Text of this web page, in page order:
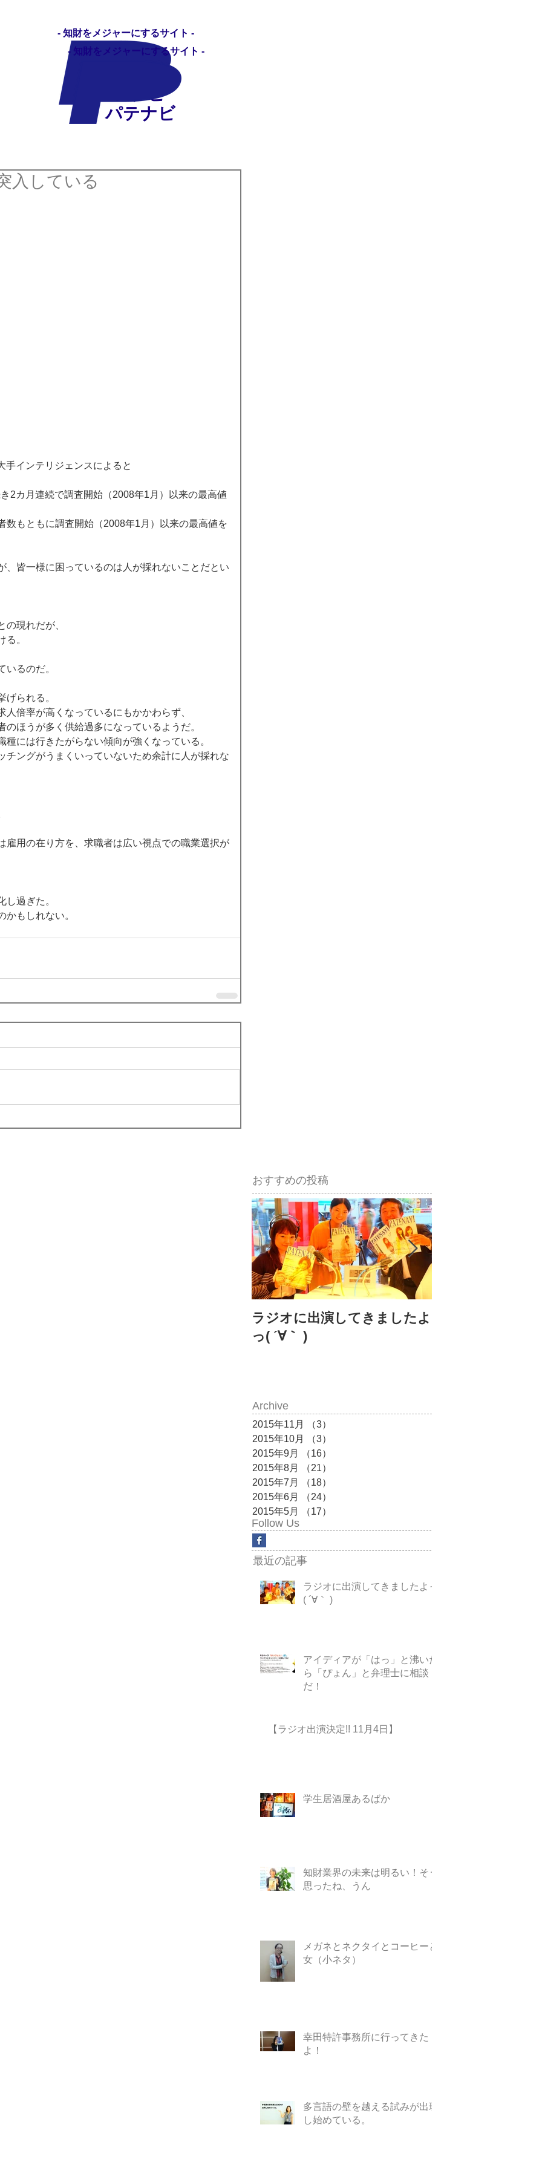
- 知財をメジャーにするサイト -
パテナビ
- 知財をメジャーにするサイト -
パテナビ
おすすめの投稿
入している
手インテリジェンスによると
2カ月連続で調査開始（2008年1月）以来の最高値
数もともに調査開始（2008年1月）以来の最高値を
、皆一様に困っているのは人が採れないことだとい
の現れだが、
る。
いるのだ。
げられる。
人倍率が高くなっているにもかかわらず、
のほうが多く供給過多になっているようだ。
種には行きたがらない傾向が強くなっている。
チングがうまくいっていないため余計に人が採れな
雇用の在り方を、求職者は広い視点での職業選択が
し過ぎた。
かもしれない。
ラジオに出演してきましたよ
っ( ´∀｀ )
Archive
Follow Us
2015年11月 （3）
2015年10月
（3）
2015年9月
（16）
2015年8月
（21）
2015年7月
（18）
2015年6月
（24）
2015年5月
（17）
最近の記事
ラジオに出演してきましたよっ
( ´∀｀ )
アイディアが「はっ」と沸いた
ら「ぴょん」と弁理士に相談
だ！
【ラジオ出演決定!! 11月4日】
学生居酒屋あるばか
知財業界の未来は明るい！そう
思ったね、うん
メガネとネクタイとコーヒーと
女（小ネタ）
幸田特許事務所に行ってきた
よ！
多言語の壁を越える試みが出現
し始めている。